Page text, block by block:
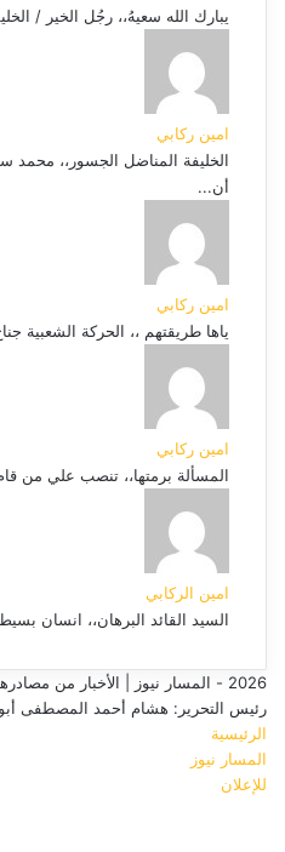
يبارك الله سعيهُ،، رجُل الخير /
امين ركابي
الخليفة المناضل الجسور،، محمد
أن...
امين ركابي
ياها طريقتهم ،، الحركة الشعبية
امين ركابي
المسألة برمتها،، تنصب علي من قام
امين الركابي
السيد القائد البرهان،، انسان
2026 - المسار نيوز | الأخبار من مصادرها
رئيس التحرير: هشام أحمد المصطفى
الرئيسية
المسار نيوز
للإعلان